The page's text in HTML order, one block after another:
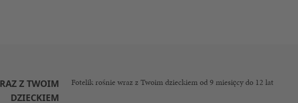
Z TWOIM
DZIECKIEM
Fotelik rośnie wraz z Twoim dzieckiem od 9 miesięcy do 12 lat